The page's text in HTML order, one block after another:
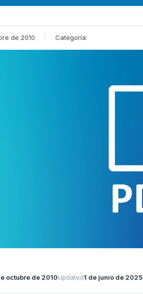
de 2010 Categoría:
octubre de 2010Updated1 de junio de 2025